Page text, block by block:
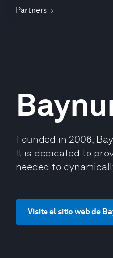
Partners
Founded in 2006,
It is dedicated to
needed to
Visite el sitio web de